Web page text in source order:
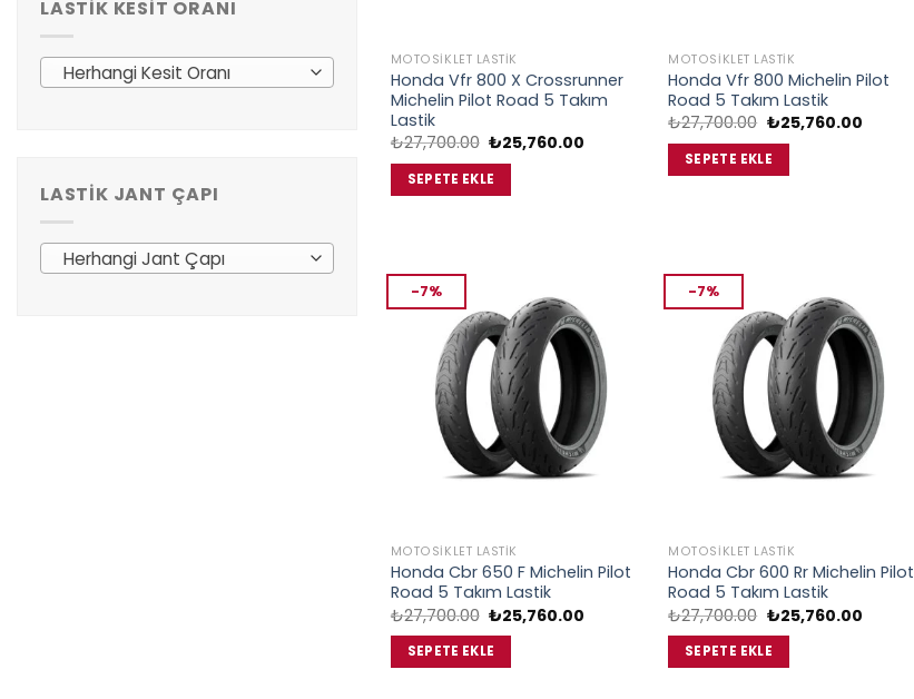
LASTIK KESIT ORANI
Herhangi Kesit Oranı
LASTIK JANT ÇAPI
Herhangi Jant Çapı
MOTOSIKLET LASTIK
Honda Vfr 800 X Crossrunner
Michelin Pilot Road 5 Takım
Lastik
₺27,700.00 Orijinal
fiyat:
₺27,700.00.
₺25,760.00
SEPETE EKLE
MOTOSIKLET LASTIK
Honda Vfr 800 Michelin Pilot
Road 5 Takım Lastik
₺27,700.00 Orijinal
fiyat:
₺27,700.00.
₺25,760.00Şu
SEPETE EKLE
-7%
MOTOSIKLET LASTIK
Honda Cbr 650 F Michelin Pilot
Road 5 Takım Lastik
₺27,700.00 Orijinal
fiyat:
₺27,700.00.
₺25,760.00
SEPETE EKLE
-7%
MOTOSIKLET LASTIK
Honda Cbr 600 Rr Michelin Pilot
Road 5 Takım Lastik
₺27,700.00 Orijinal
fiyat:
₺27,700.00.
₺25,760.00Şu
SEPETE EKLE